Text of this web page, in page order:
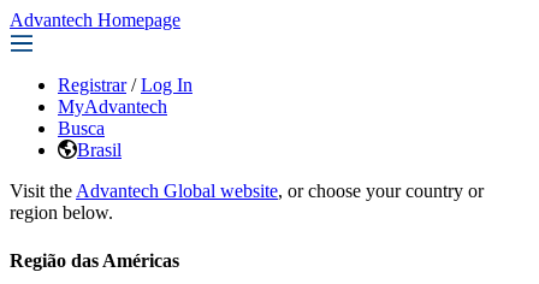
Advantech Homepage
Registrar / Log In
MyAdvantech
Busca
Brasil
Visit the Advantech Global website, or choose your country or
region below.
Região das Américas